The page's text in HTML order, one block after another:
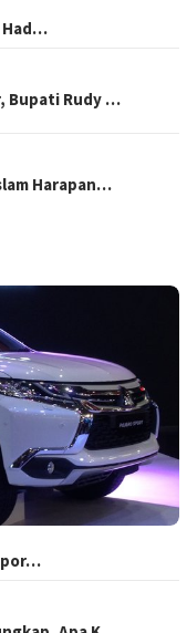
Had…
Bupati Rudy …
Harapan…